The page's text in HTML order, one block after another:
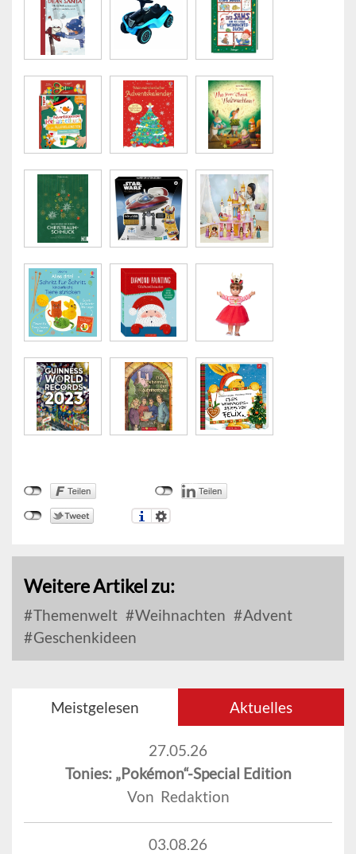
Weitere Artikel zu:
Themenwelt Weihnachten
Advent
Geschenkideen
Meistgelesen Aktuelles
27.05.26
Tonies: „Pokémon“-Special Edition
Von Redaktion
03.08.26